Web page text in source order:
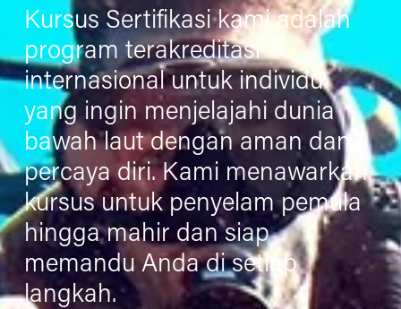
Kursus Sertifikasi kami adalah
program terakreditasi
internasional untuk individu
yang ingin menjelajahi dunia
bawah laut dengan aman dan
percaya diri. Kami menawarkan
kursus untuk penyelam pemula
hingga mahir dan siap
memandu Anda di setiap
langkah.